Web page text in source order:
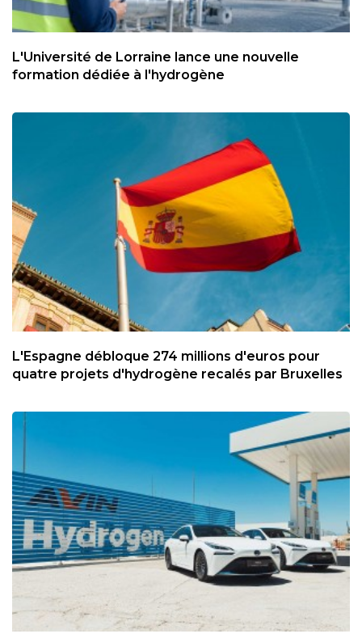
L'Université de Lorraine lance une nouvelle
formation dédiée à l'hydrogène
L'Espagne débloque 274 millions d'euros pour
quatre projets d'hydrogène recalés par Bruxelles